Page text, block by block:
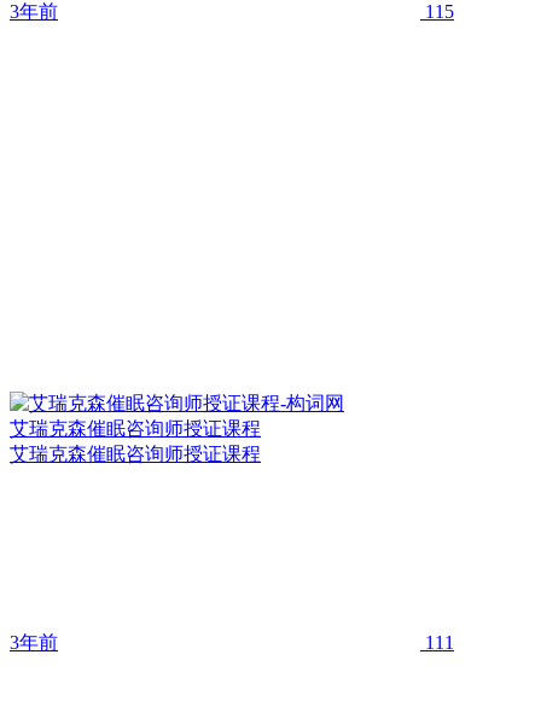
3年前 115
艾瑞克森催眠咨询师授证课程
艾瑞克森催眠咨询师授证课程
3年前 111